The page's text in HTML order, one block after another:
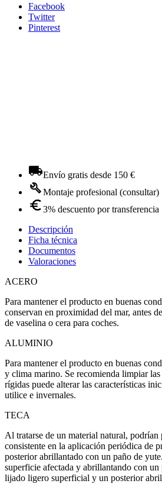
Facebook
Twitter
Pinterest
Envío gratis desde 150 €
Montaje profesional (consultar)
3% descuento por transferencia
Descripción
Ficha técnica
Documentos
Valoraciones
ACERO
Para mantener el producto en buenas
conservan en proximidad del mar, antes
de vaselina o cera para coches.
ALUMINIO
Para mantener el producto en buenas
y clima marino. Se recomienda limpiar
rígidas puede alterar las características
utilice e invernales.
TECA
Al tratarse de un material natural,
consistente en la aplicación periódica de
posterior abrillantado con un paño de
superficie afectada y abrillantando con
lijado ligero superficial y un posterior